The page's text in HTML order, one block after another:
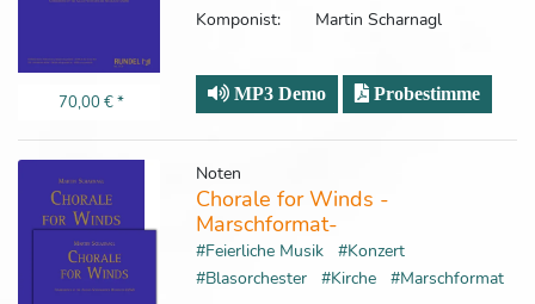
70,00 €*
Komponist: Martin Scharnagl
MP3 Demo Probestimme
Noten
Chorale for Winds -
Marschformat-
#Feierliche Musik
#Konzert
#Blasorchester
#Kirche #Marschformat